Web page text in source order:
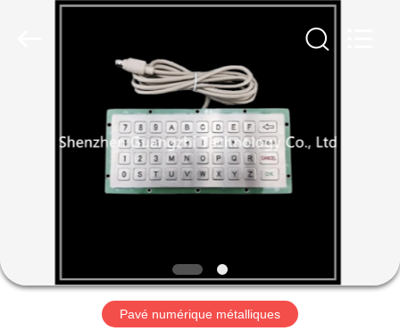
PRODUITS
DE
NOUS
Pavé numérique métalliques